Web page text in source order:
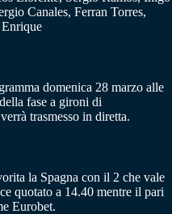
Canales, Ferran Torres,
domenica 28 marzo alle
fase a gironi di
trasmesso in diretta.
la Spagna con il 2 che vale
quotato a 14.40 mentre il pari
Eurobet.